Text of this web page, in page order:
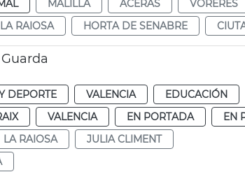
MALILLA ACERAS VORERES
LA RAIOSA HORTA DE SENABRE
DEPORTE VALENCIA
EDUCACIÓN
VALENCIA EN PORTADA
EN
LA RAIOSA
JULIA CLIMENT